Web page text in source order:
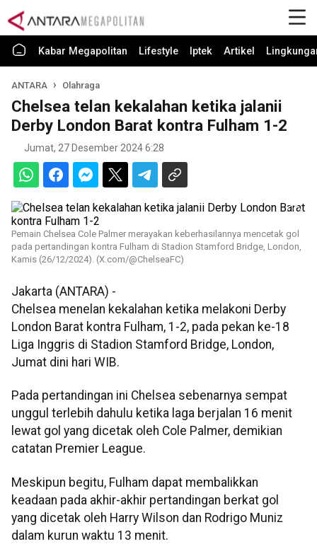
Kabar Megapolitan Lifestyle Iptek Artikel
ANTARA Olahraga
Chelsea telan kekalahan ketika jalanii
Derby London Barat kontra Fulham 1-2
Jumat, 27 Desember 2024 6:28
Pemain Chelsea Cole Palmer merayakan keberhasilannya mencetak gol
pada pertandingan kontra Fulham di Stadion Stamford Bridge, London,
Kamis (26/12/2024). (X.com/@ChelseaFC)
Jakarta (ANTARA) -
Chelsea menelan kekalahan ketika melakoni Derby
London Barat kontra Fulham, 1-2, pada pekan ke-18
Liga Inggris di Stadion Stamford Bridge, London,
Jumat dini hari WIB.
Pada pertandingan ini Chelsea sebenarnya sempat
unggul terlebih dahulu ketika laga berjalan 16 menit
lewat gol yang dicetak oleh Cole Palmer, demikian
catatan Premier League.
Meskipun begitu, Fulham dapat membalikkan
keadaan pada akhir-akhir pertandingan berkat gol
yang dicetak oleh Harry Wilson dan Rodrigo Muniz
dalam kurun waktu 13 menit.